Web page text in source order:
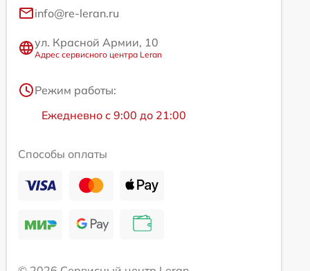
info@re-leran.ru
ул. Красной Армии, 10
Адрес сервисного центра Leran
Режим работы:
Ежедневно с 9:00 до 21:00
Способы оплаты